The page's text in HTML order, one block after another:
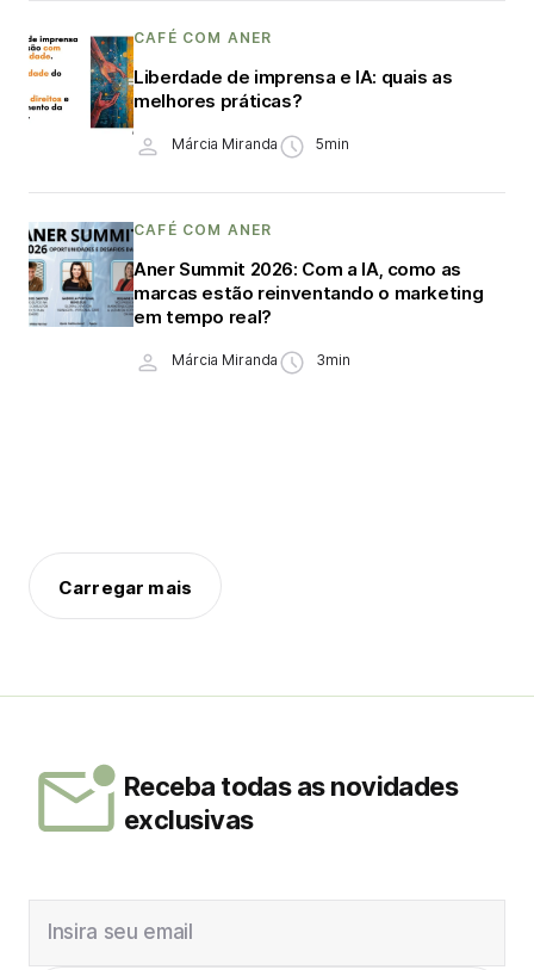
CAFÉ COM ANER
Liberdade de imprensa e IA: quais as
melhores práticas?
Márcia Miranda 5min
CAFÉ COM ANER
Aner Summit 2026: Com a IA, como as
marcas estão reinventando o marketing
em tempo real?
Márcia Miranda 3min
Carregar mais
Receba todas as novidades
exclusivas
Insira seu email